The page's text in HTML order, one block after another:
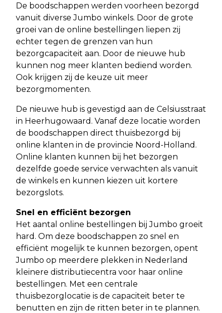
De boodschappen werden voorheen bezorgd
vanuit diverse Jumbo winkels. Door de grote
groei van de online bestellingen liepen zij
echter tegen de grenzen van hun
bezorgcapaciteit aan. Door de nieuwe hub
kunnen nog meer klanten bediend worden.
Ook krijgen zij de keuze uit meer
bezorgmomenten.
De nieuwe hub is gevestigd aan de Celsiusstraat
in Heerhugowaard. Vanaf deze locatie worden
de boodschappen direct thuisbezorgd bij
online klanten in de provincie Noord-Holland.
Online klanten kunnen bij het bezorgen
dezelfde goede service verwachten als vanuit
de winkels en kunnen kiezen uit kortere
bezorgslots.
Snel en efficiënt bezorgen
Het aantal online bestellingen bij Jumbo groeit
hard. Om deze boodschappen zo snel en
efficiënt mogelijk te kunnen bezorgen, opent
Jumbo op meerdere plekken in Nederland
kleinere distributiecentra voor haar online
bestellingen. Met een centrale
thuisbezorglocatie is de capaciteit beter te
benutten en zijn de ritten beter in te plannen.